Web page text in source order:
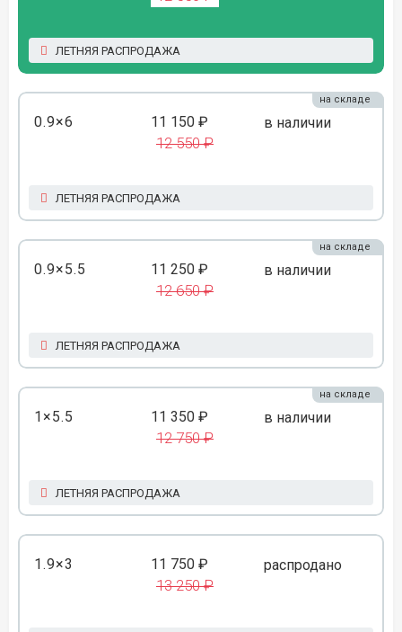
ЛЕТНЯЯ РАСПРОДАЖА
0.9×6 11 150 ₽
12 550 ₽
в наличии
на складе
ЛЕТНЯЯ РАСПРОДАЖА
0.9×5.5 11 250 ₽
12 650 ₽
в наличии
на складе
ЛЕТНЯЯ РАСПРОДАЖА
1×5.5 11 350 ₽
12 750 ₽
в наличии
на складе
ЛЕТНЯЯ РАСПРОДАЖА
1.9×3 11 750 ₽
13 250 ₽
распродано